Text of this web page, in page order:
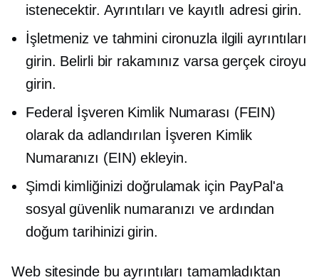
istenecektir. Ayrıntıları ve kayıtlı adresi girin.
İşletmeniz ve tahmini cironuzla ilgili ayrıntıları
girin. Belirli bir rakamınız varsa gerçek ciroyu
girin.
Federal İşveren Kimlik Numarası (FEIN)
olarak da adlandırılan İşveren Kimlik
Numaranızı (EIN) ekleyin.
Şimdi kimliğinizi doğrulamak için PayPal'a
sosyal güvenlik numaranızı ve ardından
doğum tarihinizi girin.
Web sitesinde bu ayrıntıları tamamladıktan